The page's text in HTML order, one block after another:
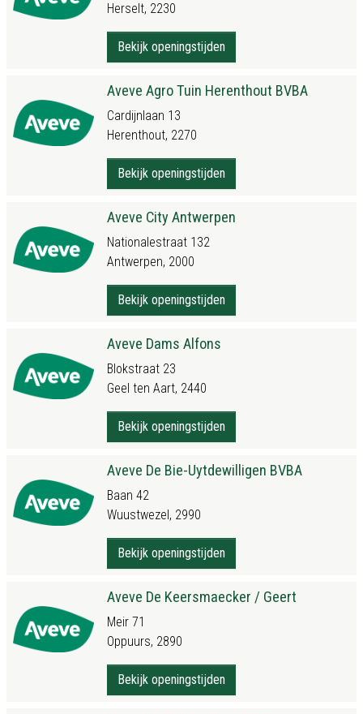
Herselt, 2230
Bekijk openingstijden
Aveve Agro Tuin Herenthout BVBA
Cardijnlaan 13
Herenthout, 2270
Bekijk openingstijden
Aveve City Antwerpen
Nationalestraat 132
Antwerpen, 2000
Bekijk openingstijden
Aveve Dams Alfons
Blokstraat 23
Geel ten Aart, 2440
Bekijk openingstijden
Aveve De Bie-Uytdewilligen BVBA
Baan 42
Wuustwezel, 2990
Bekijk openingstijden
Aveve De Keersmaecker / Geert
Meir 71
Oppuurs, 2890
Bekijk openingstijden